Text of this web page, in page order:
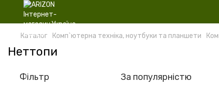
Каталог Комп`ютерна техніка, ноутбуки та планшети
Неттопи
Фільтр За популярністю